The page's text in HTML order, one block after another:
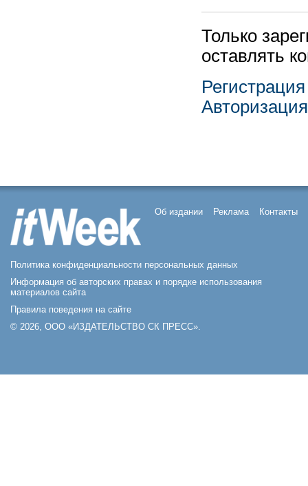
Только
оставлять
Регистрация
Авторизация
Об издании Реклама Контакты
Политика конфиденциальности персональных данных
Информация об авторских правах и порядке использования
материалов сайта
Правила поведения на сайте
© 2026, ООО «ИЗДАТЕЛЬСТВО СК ПРЕСС».